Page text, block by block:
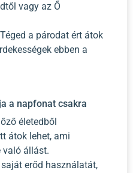
vagy az Ő
a párodat ért átok
ebben a
a napfonat csakra
életedből
átok lehet, ami
való állást.
erőd használatát,